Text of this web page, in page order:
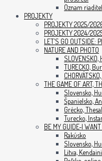
Oznam
PROJEKTY
PROJEKTY 2025/
PROJEKTY 2024/
LET’S GO OUTSIDE:
NATURE AND PHOTO
SLOVENSKO,
TURECKO,
THE GAME OF ART,
Slovensko,
Španielsko,
Grécko,
Turecko,
BE MY GUIDE-I
Rakúsko
Slovensko,
Litva,